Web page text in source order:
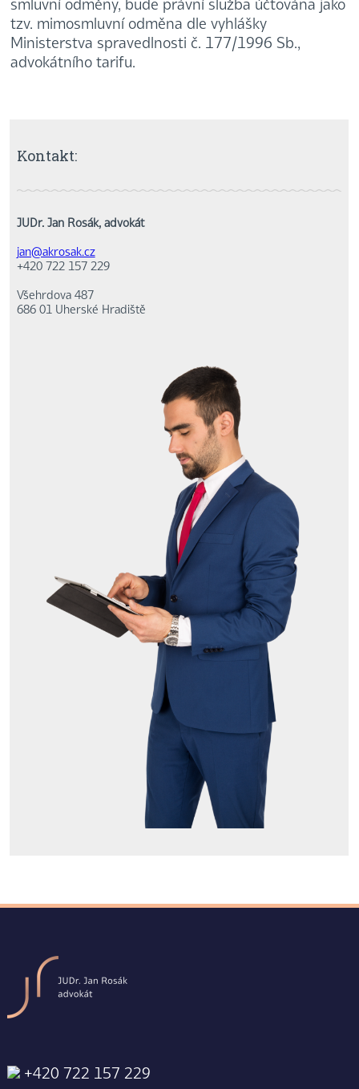
smluvní odměny, bude právní služba účtována jako
tzv. mimosmluvní odměna dle vyhlášky
Ministerstva spravedlnosti č. 177/1996 Sb.,
advokátního tarifu.
Kontakt:
JUDr. Jan Rosák, advokát
jan@akrosak.cz
+420 722 157 229
Všehrdova 487
686 01 Uherské Hradiště
+420 722 157 229